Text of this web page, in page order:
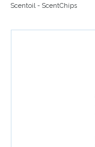
Scentoil - ScentChips